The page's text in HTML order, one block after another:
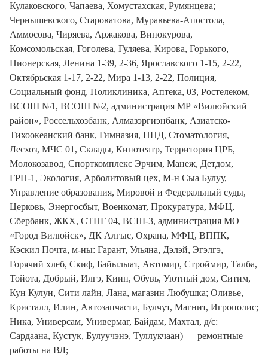
Кулаковского, Чапаева, Хомустахская, Румянцева;
Чернышевского, Староватова, Муравьева-Апостола,
Аммосова, Чиряева, Аржакова, Винокурова,
Комсомольская, Гоголева, Гуляева, Кирова, Горького,
Пионерская, Ленина 1-39, 2-36, Ярославского 1-15, 2-22,
Октябрьская 1-17, 2-22, Мира 1-13, 2-22, Полиция,
Социальный фонд, Поликлиника, Аптека, 03, Ростелеком,
ВСОШ №1, ВСОШ №2, администрация МР «Вилюйский
район», Россельхозбанк, Алмазэргиэнбанк, Азиатско-
Тихоокеанский банк, Гимназия, ПНД, Стоматология,
Лесхоз, МЧС 01, Склады, Кинотеатр, Территория ЦРБ,
Молокозавод, Спорткомплекс Эрчим, Манеж, Детдом,
ГРП-1, Экология, Арболитовый цех, М-н Сыа Булуу,
Управление образования, Мировой и Федеральный суды,
Церковь, Энергосбыт, Военкомат, Прокуратура, МФЦ,
Сбербанк, ЖКХ, СТНГ 04, ВСШ-3, администрация МО
«Город Вилюйск», ДК Алгыс, Охрана, МФЦ, ВППК,
Кэскил Почта, м-ны: Гарант, Ульяна, Дэлэй, Эгэлгэ,
Горячий хлеб, Скиф, Байылыат, Автомир, Строймир, Талба,
Тойота, Добрый, Илгэ, Киин, Обувь, Уютный дом, Ситим,
Кун Кулун, Сити лайн, Лана, магазин Любушка; Оливье,
Кристалл, Илин, Автозапчасти, Булчут, Магнит, Игрополис;
Ника, Универсам, Универмаг, Байдам, Махтал, д/с:
Сардаана, Кустук, Булуучэнэ, Туллукчаан) — ремонтные
работы на ВЛ;